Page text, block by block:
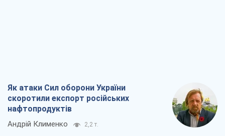
Як атаки Сил оборони України
скоротили експорт російських
нафтопродуктів
Андрій Клименко 2,2 т.